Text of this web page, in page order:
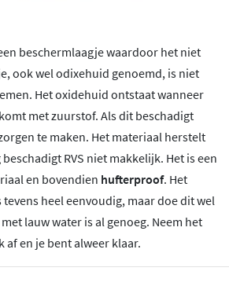
beschermlaagje waardoor het niet
ook wel odixehuid genoemd, is niet
Het oxidehuid ontstaat wanneer
met zuurstof. Als dit beschadigt
te maken. Het materiaal herstelt
RVS niet makkelijk. Het is een
en bovendien hufterproof. Het
tevens heel eenvoudig, maar doe dit wel
lauw water is al genoeg. Neem het
af en je bent alweer klaar.